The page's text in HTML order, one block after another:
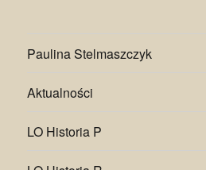
Paulina Stelmaszczyk
Aktualności
LO Historia P